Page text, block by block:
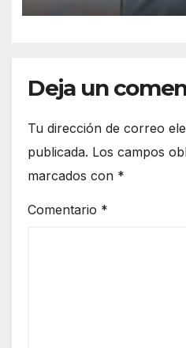
Deja un
Tu dirección de correo
publicada. Los campos
marcados con *
Comentario *